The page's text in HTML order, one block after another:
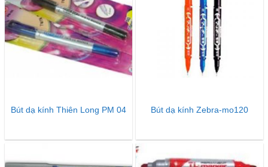
Bút dạ kính Thiên Long PM 04 Bút dạ kính Zebra-mo120